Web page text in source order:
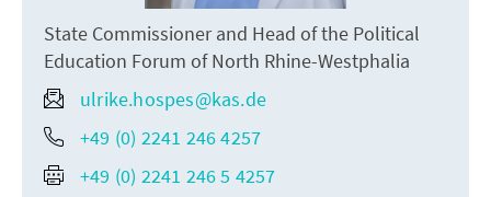
State Commissioner and Head of the Political
Education Forum of North Rhine-Westphalia
ulrike.hospes@kas.de
+49 (0) 2241 246 4257
+49 (0) 2241 246 5 4257